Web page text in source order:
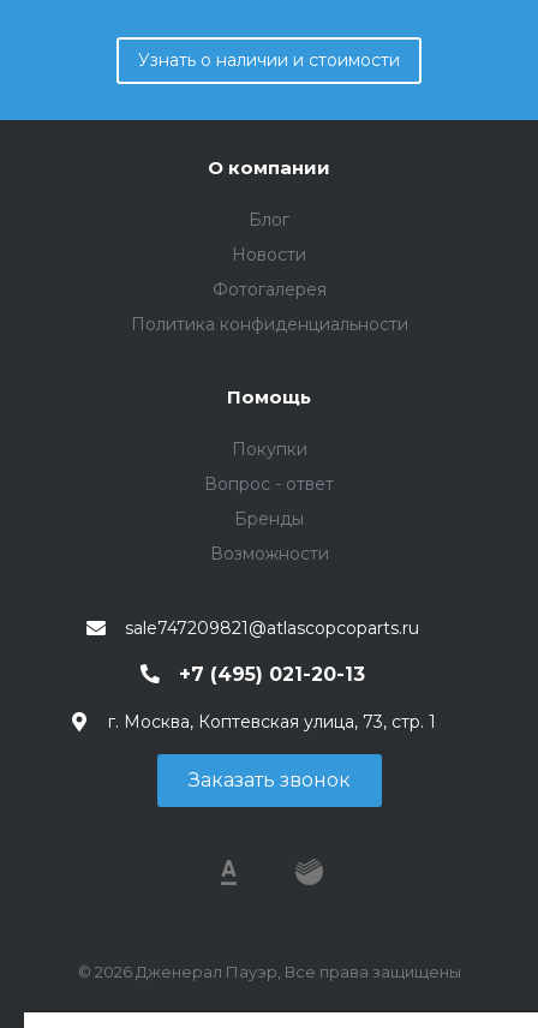
Узнать о наличии и стоимости
О компании
Блог
Новости
Фотогалерея
Политика конфиденциальности
Помощь
Покупки
Вопрос - ответ
Бренды
Возможности
sale747209821@atlascopcoparts.ru
+7 (495) 021-20-13
г. Москва, Коптевская улица, 73, стр. 1
Заказать звонок
© 2026 Дженерал Пауэр, Все права защищены